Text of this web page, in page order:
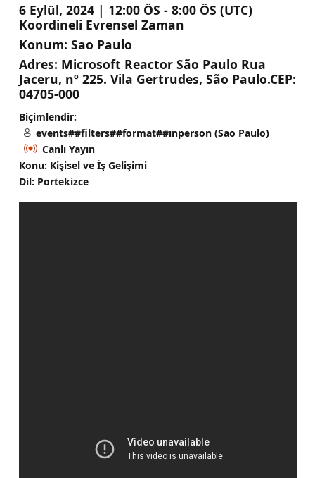
6 Eylül, 2024 | 12:00 ÖS - 8:00 ÖS (UTC)
Koordineli Evrensel Zaman
Konum: Sao Paulo
Adres: Microsoft Reactor São Paulo Rua
Jaceru, nº 225. Vila Gertrudes, São Paulo.CEP:
04705-000
Biçimlendir:
events##filters##format##ınperson (Sao Paulo)
Canlı Yayın
Konu: Kişisel ve İş Gelişimi
Dil: Portekizce